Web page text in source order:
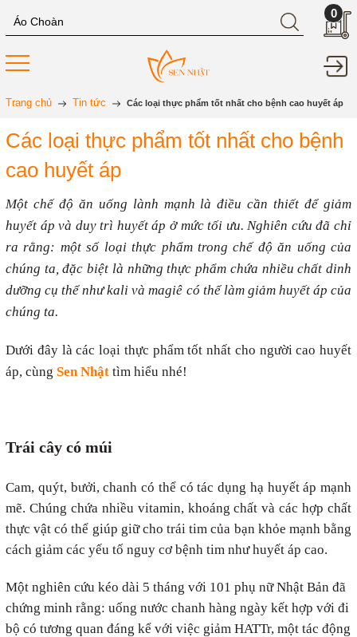
0
Trang chủ Tin tức Các loại thực phẩm tốt nhất cho bệnh cao huyết áp
Các loại thực phẩm tốt nhất cho bệnh
cao huyết áp
Một chế độ ăn uống lành mạnh là điều cần thiết để giảm
huyết áp và duy trì huyết áp ở mức tối ưu. Nghiên cứu đã chỉ
ra rằng: một số loại thực phẩm trong chế độ ăn uống của
chúng ta, đặc biệt là những thực phẩm chứa nhiều chất dinh
dưỡng cụ thể như kali và magiê có thể làm giảm huyết áp của
chúng ta.
Dưới đây là các loại thực phẩm tốt nhất cho người cao huyết
áp, cùng Sen Nhật tìm hiểu nhé!
Trái cây có múi
Cam, quýt, bưởi, chanh có thể có tác dụng hạ huyết áp mạnh
mẽ. Chúng chứa nhiều vitamin, khoáng chất và các hợp chất
thực vật có thể giúp giữ cho trái tim của bạn khỏe mạnh bằng
cách giảm các yếu tố nguy cơ bệnh tim như huyết áp cao.
Một nghiên cứu kéo dài 5 tháng với 101 phụ nữ Nhật Bản đã
chứng minh rằng: uống nước chanh hàng ngày kết hợp với đi
bộ có tương quan đáng kể với việc giảm HATTr, một tác động